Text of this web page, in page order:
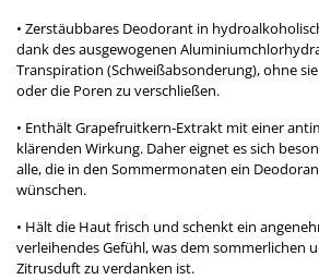
• Zerstäubbares Deodorant in
dank des ausgewogenen
Transpiration (Schweißabsonderung), ohne
oder die Poren zu verschließen.
• Enthält Grapefruitkern-Extrakt mit einer
klärenden Wirkung. Daher eignet es sich
alle, die in den Sommermonaten ein
wünschen.
• Hält die Haut frisch und schenkt ein
verleihendes Gefühl, was dem sommerlichen
Zitrusduft zu verdanken ist.